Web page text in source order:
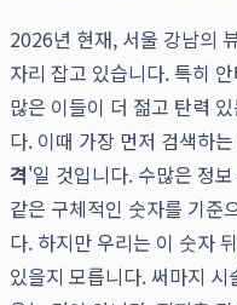
2026년 현재, 서울 강남의
자리 잡고 있습니다. 특히
많은 이들이 더 젊고 탄력
다. 이때 가장 먼저 검색하
격'일 것입니다. 수많은 정
같은 구체적인 숫자를 기준
다. 하지만 우리는 이 숫자
있을지 모릅니다. 써마지